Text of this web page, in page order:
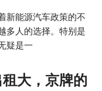
新能源汽车政策的不
多人的选择。特别是
疑是一
大，京牌的